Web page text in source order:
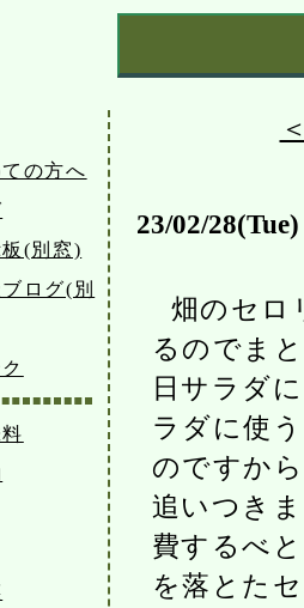
の方へ
(別窓)
ログ(別
23/02/28(Tue)
畑のセロ
るのでま
日サラダ
ラダに使
のですか
追いつき
費するべ
を落とた